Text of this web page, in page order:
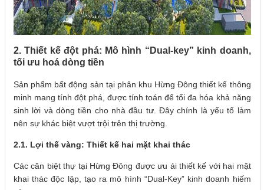
2. Thiết kế đột phá: Mô hình “Dual-key” kinh doanh,
tối ưu hoá dòng tiền
Sản phẩm bất động sản tại phân khu Hừng Đông thiết kế thông
minh mang tính đột phá, được tính toán để tối đa hóa khả năng
sinh lời và dòng tiền cho nhà đầu tư. Đây chính là yếu tố làm
nên sự khác biệt vượt trội trên thị trường.
2.1. Lợi thế vàng: Thiết kế hai mặt khai thác
Các căn biệt thự tại Hừng Đông được ưu ái thiết kế với hai mặt
khai thác độc lập, tạo ra mô hình “Dual-Key” kinh doanh hiếm